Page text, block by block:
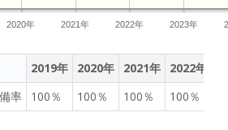
形】 今回の授業は、「ICT
学びを提供できる可能性」
を示す取り組みとなりまし
た。駿台は、今後も各地域
の子どもたちに寄り添い、
2020年 2021年 2022年 2023年
2019年 2020年 2021年 2022年
率
100％ 100％ 100％ 100％